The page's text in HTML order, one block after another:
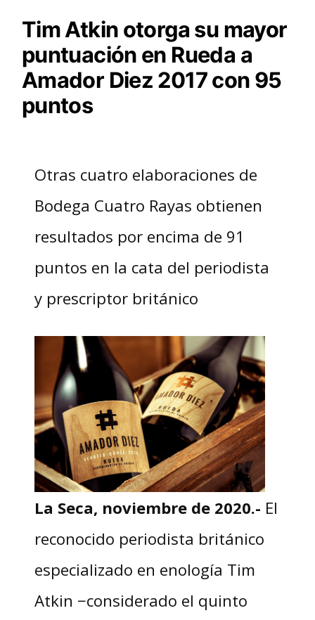
Tim Atkin otorga su mayor
puntuación en Rueda a
Amador Diez 2017 con 95
puntos
Otras cuatro elaboraciones de
Bodega Cuatro Rayas obtienen
resultados por encima de 91
puntos en la cata del periodista
y prescriptor británico
La Seca, noviembre de 2020.- El
reconocido periodista británico
especializado en enología Tim
Atkin −considerado el quinto